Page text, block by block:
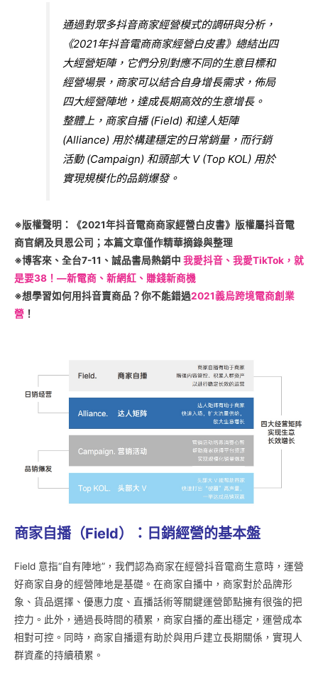
通過對眾多抖音商家經營模式的調研與分析，
《2021年抖音電商商家經營白皮書》總結出四
大經營矩陣，它們分別對應不同的生意目標和
經營場景，商家可以結合自身增長需求，佈局
四大經營陣地，達成長期高效的生意增長。
整體上，商家自播 (Field) 和達人矩陣
(Alliance) 用於構建穩定的日常銷量，而行銷
活動 (Campaign) 和頭部大 V (Top KOL) 用於
實現規模化的品銷爆發。
※版權聲明：《2021年抖音電商商家經營白皮書》版權屬抖音電
商官網及貝恩公司；本篇文章僅作精華摘錄與整理
※博客來、全台7-11、誠品書局熱銷中 我愛抖音、我愛TikTok，就
是要38！—新電商、新網紅、賺錢新商機
※想學習如何用抖音賣商品？你不能錯過2021義烏跨境電商創業
營 ！
商家自播（Field）：日銷經營的基本盤
Field 意指“自有陣地”，我們認為商家在經營抖音電商生意時，運營
好商家自身的經營陣地是基礎。在商家自播中，商家對於品牌形
象、貨品選擇、優惠力度、直播話術等關鍵運營節點擁有很強的把
控力。此外，通過長時間的積累，商家自播的產出穩定，運營成本
相對可控。同時，商家自播還有助於與用戶建立長期關係，實現人
群資產的持續積累。